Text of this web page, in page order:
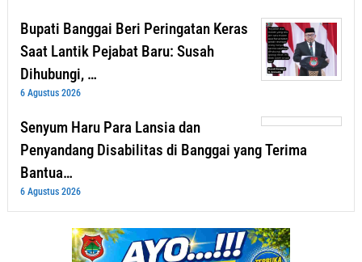
Bupati Banggai Beri Peringatan Keras
Saat Lantik Pejabat Baru: Susah
Dihubungi, …
6 Agustus 2026
Senyum Haru Para Lansia dan
Penyandang Disabilitas di Banggai yang Terima
Bantua…
6 Agustus 2026